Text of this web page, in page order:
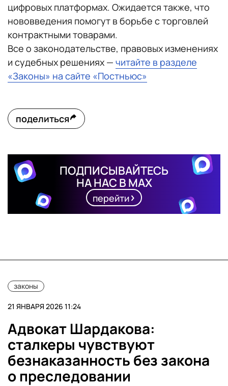
цифровых платформах. Ожидается также, что
нововведения помогут в борьбе с торговлей
контрактными товарами.
Все о законодательстве, правовых изменениях
и судебных решениях — читайте в разделе
«Законы» на сайте «Постньюс»
поделиться
ПОДПИСЫВАЙТЕСЬ
НА НАС В MAX
перейти
законы
21 ЯНВАРЯ 2026 11:24
Адвокат Шардакова:
сталкеры чувствуют
безнаказанность без закона
о преследовании